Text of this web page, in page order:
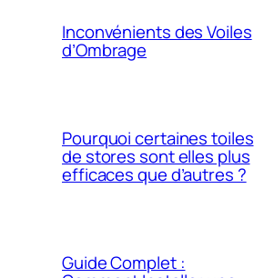
Inconvénients des Voiles
d’Ombrage
Pourquoi certaines toiles
de stores sont elles plus
efficaces que d’autres ?
Guide Complet :